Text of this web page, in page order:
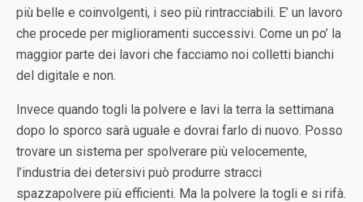
più belle e coinvolgenti, i seo più rintracciabili. E’ un lavoro
che procede per miglioramenti successivi. Come un po’ la
maggior parte dei lavori che facciamo noi colletti bianchi
del digitale e non.
Invece quando togli la polvere e lavi la terra la settimana
dopo lo sporco sarà uguale e dovrai farlo di nuovo. Posso
trovare un sistema per spolverare più velocemente,
l’industria dei detersivi può produrre stracci
spazzapolvere più efficienti. Ma la polvere la togli e si rifà.